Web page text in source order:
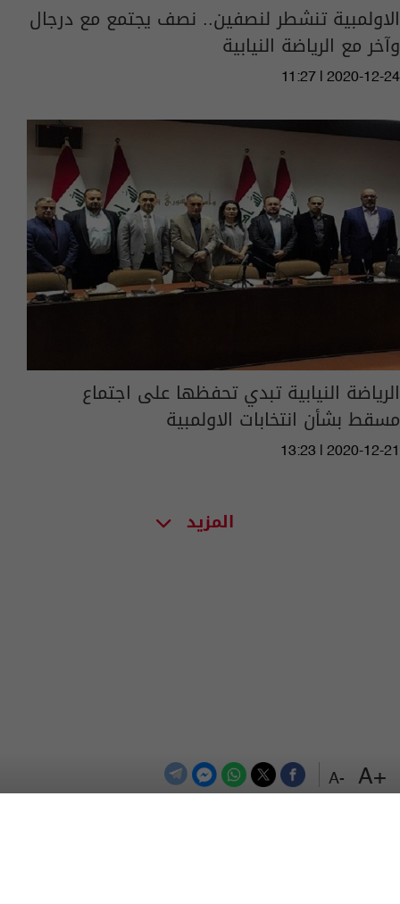
+A
-A
الاولمبية تنشطر لنصفين.. نصف يجتمع مع درجال
وآخر مع الرياضة النيابية
11:27 | 2020-12-24
الرياضة النيابية تبدي تحفظها على اجتماع
مسقط بشأن انتخابات الاولمبية
13:23 | 2020-12-21
المزيد